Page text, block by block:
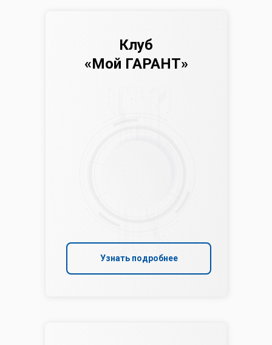
Узнать подробнее
Клуб
«Мой ГАРАНТ»